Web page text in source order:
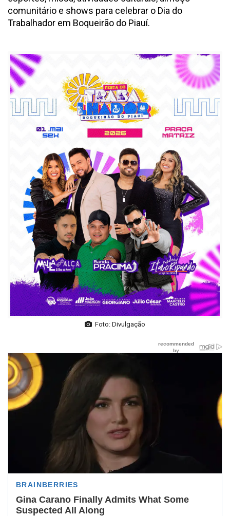
comunitário e shows para celebrar o Dia do
Trabalhador em Boqueirão do Piauí.
Foto: Divulgação